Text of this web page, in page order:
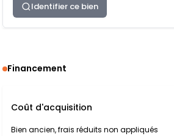
Identifier ce bien
Financement
Coût d'acquisition
Bien ancien, frais réduits non appliqués